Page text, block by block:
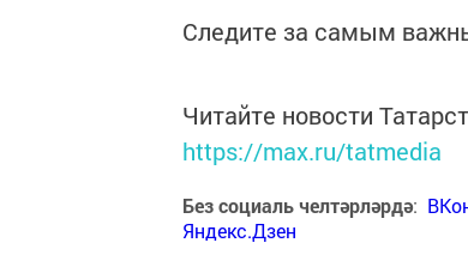
Следите за самым
Читайте новости
https://max.ru/tatmedia
Без социаль челтәрләрдә:
Яндекс.Дзен